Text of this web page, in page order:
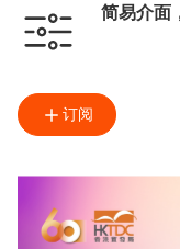
简易介面
订阅